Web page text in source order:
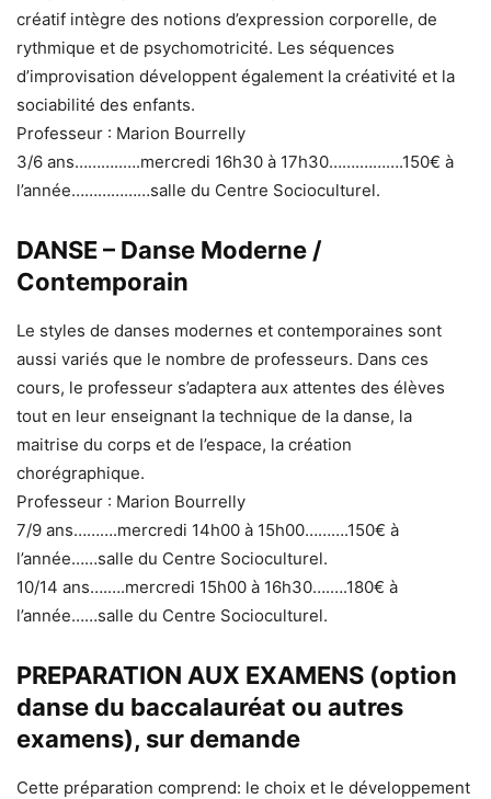
créatif intègre des notions d’expression corporelle, de
rythmique et de psychomotricité. Les séquences
d’improvisation développent également la créativité et la
sociabilité des enfants.
Professeur : Marion Bourrelly
3/6 ans………..….mercredi 16h30 à 17h30…….……….150€ à
l’année………………salle du Centre Socioculturel.
DANSE – Danse Moderne /
Contemporain
Le styles de danses modernes et contemporaines sont
aussi variés que le nombre de professeurs. Dans ces
cours, le professeur s’adaptera aux attentes des élèves
tout en leur enseignant la technique de la danse, la
maitrise du corps et de l’espace, la création
chorégraphique.
Professeur : Marion Bourrelly
7/9 ans……….mercredi 14h00 à 15h00……….150€ à
l’année……salle du Centre Socioculturel.
10/14 ans….….mercredi 15h00 à 16h30….….180€ à
l’année……salle du Centre Socioculturel.
PREPARATION AUX EXAMENS (option
danse du baccalauréat ou autres
examens), sur demande
Cette préparation comprend: le choix et le développement